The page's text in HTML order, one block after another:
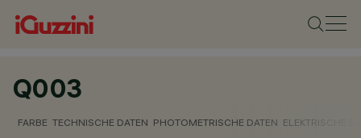
Q003
FARBE TECHNISCHE DATEN PHOTOMETRISCHE DATEN ELEKTRISCHE